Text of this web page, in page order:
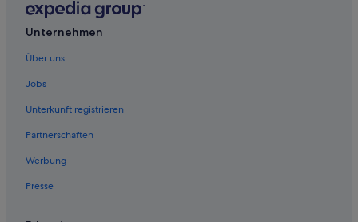
Ferienwohnungen in San Bruno
Motels in San Bruno
San Mateo Hotels
Unternehmen
Über uns
Jobs
Unterkunft registrieren
Partnerschaften
Werbung
Presse